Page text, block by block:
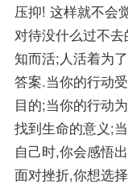
压抑! 这样就不会
对待没什么过不
知而活;人活着为
答案.当你的行动
目的;当你的行动
找到生命的意义;
自己时,你会感悟
面对挫折,你想选